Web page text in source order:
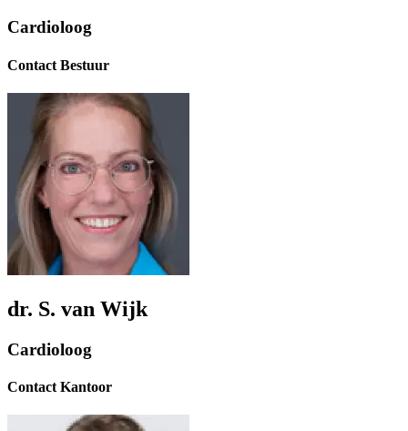
Cardioloog
Contact Bestuur
dr. S. van Wijk
Cardioloog
Contact Kantoor